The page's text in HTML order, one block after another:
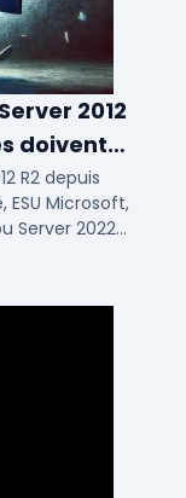
2012
doivent
R2 depuis
Microsoft,
Server 2022